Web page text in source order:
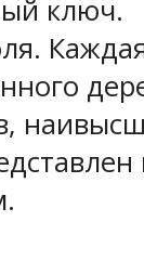
ключ.